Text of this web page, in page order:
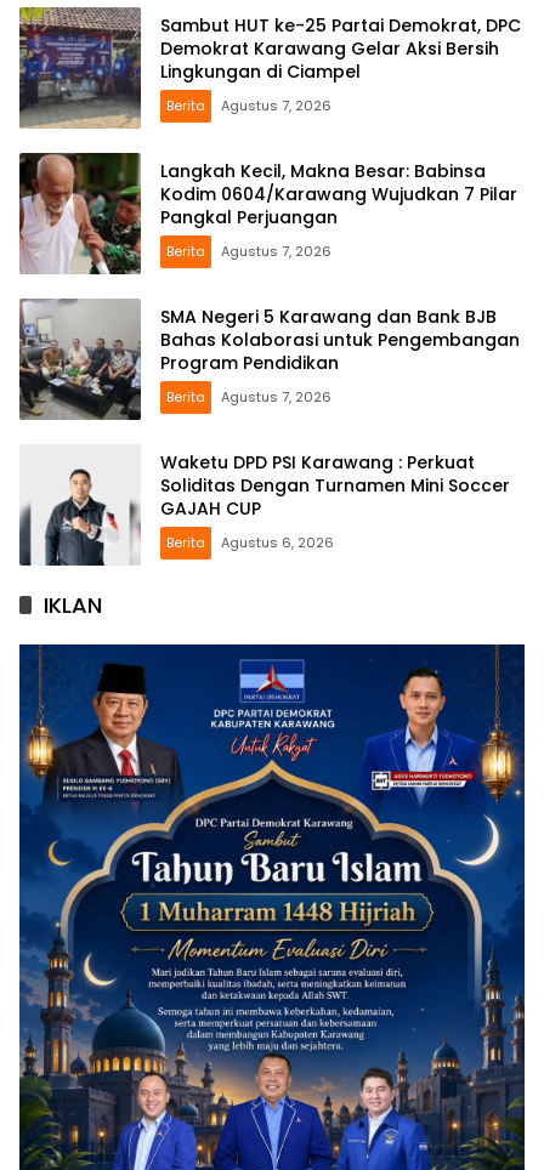
Sambut HUT ke-25 Partai Demokrat, DPC
Demokrat Karawang Gelar Aksi Bersih
Lingkungan di Ciampel
Berita Agustus 7, 2026
Langkah Kecil, Makna Besar: Babinsa
Kodim 0604/Karawang Wujudkan 7 Pilar
Pangkal Perjuangan
Berita Agustus 7, 2026
SMA Negeri 5 Karawang dan Bank BJB
Bahas Kolaborasi untuk Pengembangan
Program Pendidikan
Berita Agustus 7, 2026
Waketu DPD PSI Karawang : Perkuat
Soliditas Dengan Turnamen Mini Soccer
GAJAH CUP
Berita Agustus 6, 2026
IKLAN